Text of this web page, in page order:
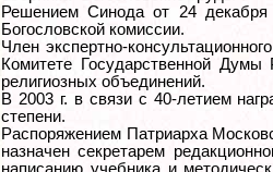
Решением Синода от 24
Богословской комиссии.
Член экспертно-
Комитете Государственной
религиозных объединений.
В 2003 г. в связи с 40-летием
степени.
Распоряжением Патриарха
назначен секретарем